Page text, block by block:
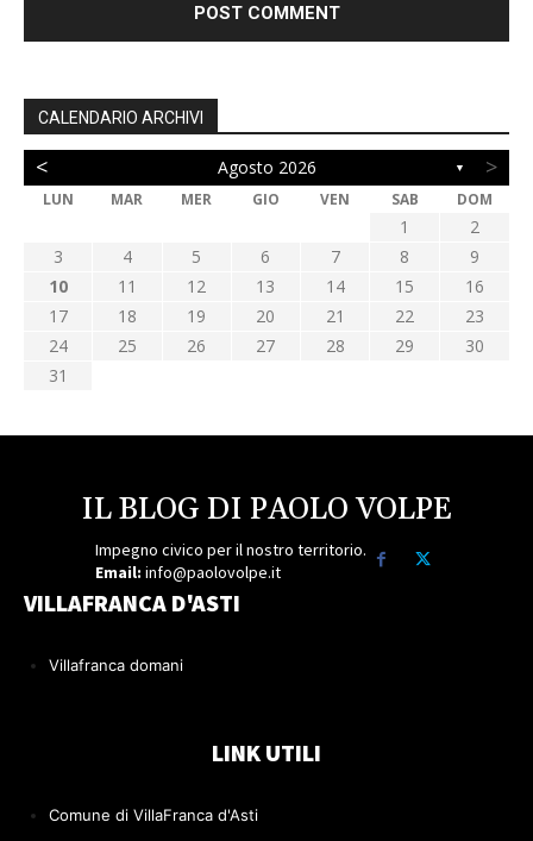
CALENDARIO ARCHIVI
< Agosto 2026 ▼ >
LUN MAR MER GIO VEN SAB DOM
1
2
3
4 5 6 7 8
9
10
11 12 13 14 15
16
17
18 19 20 21 22
23
24
25 26 27 28 29
30
31
IL BLOG DI PAOLO VOLPE
Impegno civico per il nostro territorio.
Email: info@paolovolpe.it
VILLAFRANCA D'ASTI
Villafranca domani
LINK UTILI
Comune di VillaFranca d'Asti